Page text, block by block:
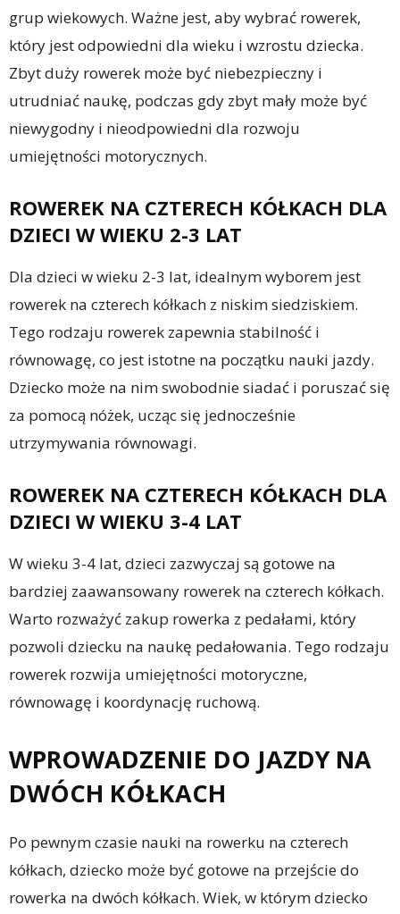
grup wiekowych. Ważne jest, aby wybrać rowerek,
który jest odpowiedni dla wieku i wzrostu dziecka.
Zbyt duży rowerek może być niebezpieczny i
utrudniać naukę, podczas gdy zbyt mały może być
niewygodny i nieodpowiedni dla rozwoju
umiejętności motorycznych.
ROWEREK NA CZTERECH KÓŁKACH DLA
DZIECI W WIEKU 2-3 LAT
Dla dzieci w wieku 2-3 lat, idealnym wyborem jest
rowerek na czterech kółkach z niskim siedziskiem.
Tego rodzaju rowerek zapewnia stabilność i
równowagę, co jest istotne na początku nauki jazdy.
Dziecko może na nim swobodnie siadać i poruszać się
za pomocą nóżek, ucząc się jednocześnie
utrzymywania równowagi.
ROWEREK NA CZTERECH KÓŁKACH DLA
DZIECI W WIEKU 3-4 LAT
W wieku 3-4 lat, dzieci zazwyczaj są gotowe na
bardziej zaawansowany rowerek na czterech kółkach.
Warto rozważyć zakup rowerka z pedałami, który
pozwoli dziecku na naukę pedałowania. Tego rodzaju
rowerek rozwija umiejętności motoryczne,
równowagę i koordynację ruchową.
WPROWADZENIE DO JAZDY NA
DWÓCH KÓŁKACH
Po pewnym czasie nauki na rowerku na czterech
kółkach, dziecko może być gotowe na przejście do
rowerka na dwóch kółkach. Wiek, w którym dziecko